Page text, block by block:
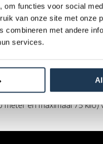
functies voor social
van onze site met onze
met andere
services.
op de stang. Nu de
goed wordt beheerst
op de stoep. De lengte
meter en maximaal 75